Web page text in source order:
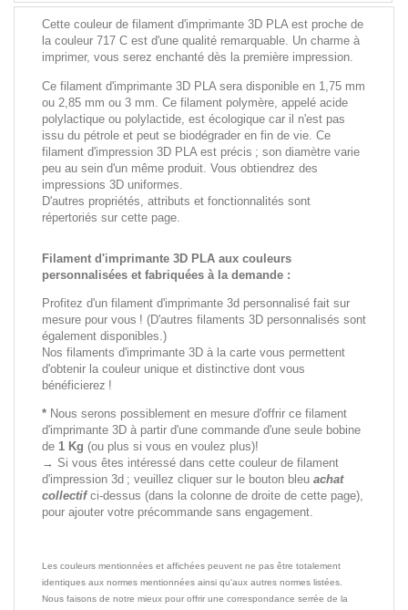
Cette couleur de filament d'imprimante 3D PLA est proche de
la couleur 717 C est d'une qualité remarquable. Un charme à
imprimer, vous serez enchanté dès la première impression.
Ce filament d'imprimante 3D PLA sera disponible en 1,75 mm
ou 2,85 mm ou 3 mm. Ce filament polymère, appelé acide
polylactique ou polylactide, est écologique car il n'est pas
issu du pétrole et peut se biodégrader en fin de vie. Ce
filament d'impression 3D PLA est précis ; son diamètre varie
peu au sein d'un même produit. Vous obtiendrez des
impressions 3D uniformes.
D'autres propriétés, attributs et fonctionnalités sont
répertoriés sur cette page.
Filament d'imprimante 3D PLA aux couleurs
personnalisées et fabriquées à la demande :
Profitez d'un filament d'imprimante 3d personnalisé fait sur
mesure pour vous ! (D'autres filaments 3D personnalisés sont
également disponibles.)
Nos filaments d'imprimante 3D à la carte vous permettent
d'obtenir la couleur unique et distinctive dont vous
bénéficierez !
* Nous serons possiblement en mesure d'offrir ce filament
d'imprimante 3D à partir d'une commande d'une seule bobine
de 1 Kg (ou plus si vous en voulez plus)!
→ Si vous êtes intéressé dans cette couleur de filament
d'impression 3d ; veuillez cliquer sur le bouton bleu achat
collectifci-dessus (dans la colonne de droite de cette page),
pour ajouter votre précommande sans engagement.
Les couleurs mentionnées et affichées peuvent ne pas être totalement
identiques aux normes mentionnées ainsi qu'aux autres normes listées.
Nous faisons de notre mieux pour offrir une correspondance serrée de la